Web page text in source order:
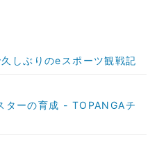
しぶりのeスポーツ観戦記
ターの育成 - TOPANGAチ